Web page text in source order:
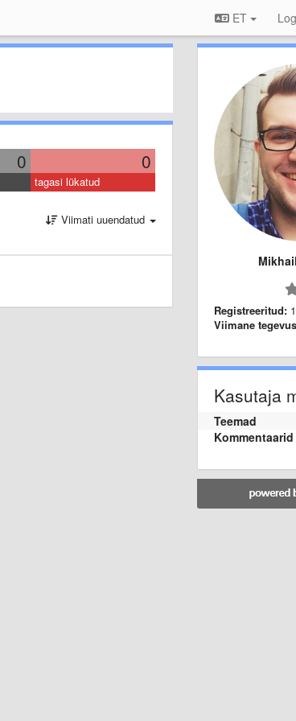
ET
0 0
tagasi lükatud
Viimati uuendatud
Registreeritud:
Viimane
Kasutaja
Teemad
Kommentaarid